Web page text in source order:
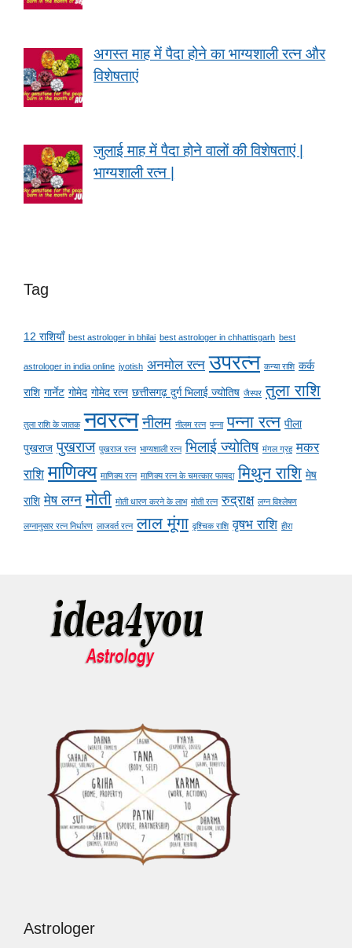
अगस्त माह में पैदा होने का भाग्यशाली रत्न और
विशेषताएं
जुलाई माह में पैदा होने वालों की विशेषताएं |
भाग्यशाली रत्न |
Tag
12 राशियाँ best astrologer in bhilai best astrologer in chhattisgarh best
astrologer in india online jyotish अनमोल रत्न उपरत्न कन्या राशि कर्क
राशि गार्नेट गोमेद गोमेद रत्न छत्तीसगढ़ दुर्ग भिलाई ज्योतिष जैस्पर तुला राशि
तुला राशि के जातक नवरत्न नीलम नीलम रत्न पन्ना पन्ना रत्न पीला
पुखराज पुखराज पुखराज रत्न भाग्यशाली रत्न भिलाई ज्योतिष मंगल ग्रह मकर
राशि माणिक्य माणिक्य रत्न माणिक्य रत्न के चमत्कार फायदा मिथुन राशि मेष
राशि मेष लग्न मोती मोती धारण करने के लाभ मोती रत्न रुद्राक्ष लग्न विश्लेषण
लग्नानुसार रत्न निर्धारण लाजवर्त रत्न लाल मूंगा वृश्चिक राशि वृषभ राशि हीरा
Astrologer